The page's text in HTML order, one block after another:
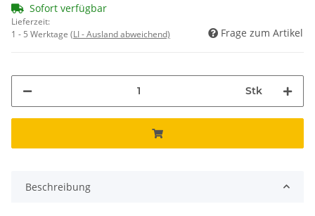
Sofort verfügbar
Lieferzeit:
1 - 5 Werktage (LI - Ausland abweichend) Frage zum Artikel
Stk
Beschreibung